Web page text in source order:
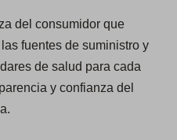
del consumidor que
fuentes de suministro y
de salud para cada
y confianza del